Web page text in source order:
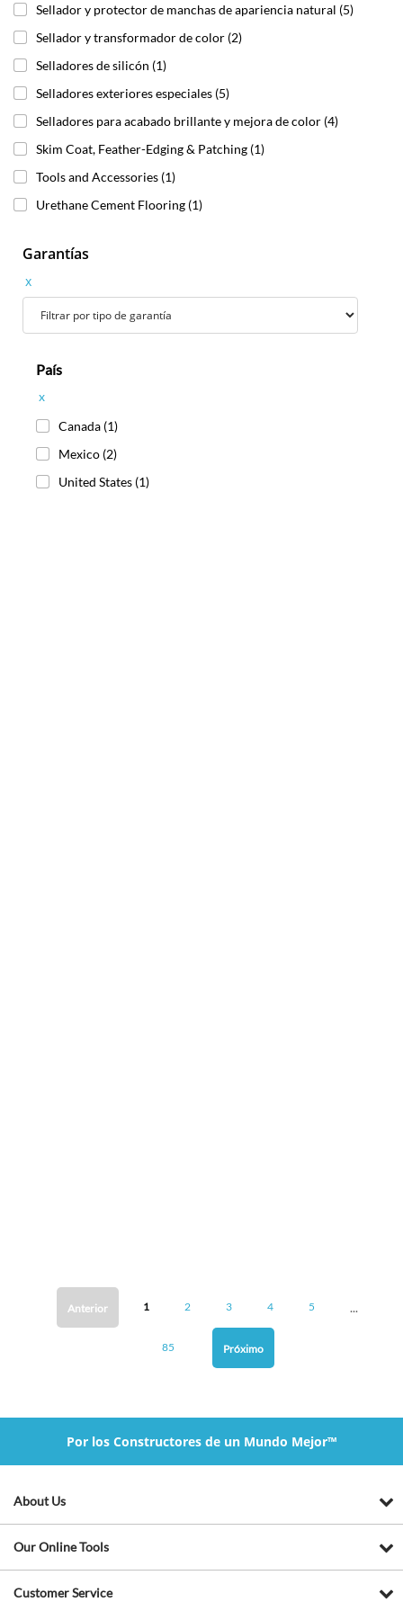
Sellador y protector de manchas de apariencia natural (5)
Sellador y transformador de color (2)
Selladores de silicón (1)
Selladores exteriores especiales (5)
Selladores para acabado brillante y mejora de color (4)
Skim Coat, Feather-Edging & Patching (1)
Tools and Accessories (1)
Urethane Cement Flooring (1)
Garantías
x
País
x
Canada (1)
Mexico (2)
United States (1)
Anterior 1 2 3 4 5 ...
85 Próximo
Por los Constructores de un Mundo Mejor™
About Us
Our Online Tools
Customer Service